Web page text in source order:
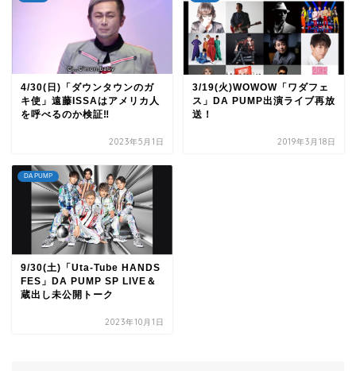
4/30(日)「ダウンタウンのガ
キ使」遠藤ISSAはアメリカ人
を呼べるのか検証‼
2023年5月1日
3/19(火)WOWOW「ワダフェ
ス」DA PUMP出演ライブ再放
送！
2019年3月18日
DA PUMP
9/30(土)「Uta-Tube HANDS
FES」DA PUMP SP LIVE＆
蔵出し未公開トーク
2023年10月1日